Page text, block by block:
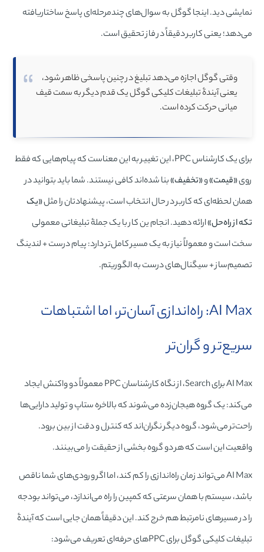
نمایشی دید. اینجا گوگل به سوال‌های چندمرحله‌ای پاسخ ساختاریافته
می‌دهد؛ یعنی کاربر دقیقاً در فاز تحقیق است.
وقتی گوگل اجازه می‌دهد تبلیغ در چنین پاسخی ظاهر شود،
یعنی آیندۀ تبلیغات کلیکی گوگل یک قدم دیگر به سمت قیف
میانی حرکت کرده است.
برای یک کارشناس PPC، این تغییر به این معناست که پیام‌هایی که فقط
روی«قیمت»و«تخفیف»بنا شده‌اند کافی نیستند. شما باید بتوانید در
همان لحظه‌ای که کاربر در حال انتخاب است، پیشنهادتان را مثل«یک
تکه از راه‌حل»ارائه دهید. انجام ین کار با یک جملۀ تبلیغاتی معمولی
سخت است و معمولاً نیاز به یک مسیر کامل‌تر دارد: پیام درست + لندینگ
تصمیم‌ساز + سیگنال‌های درست به الگوریتم.
AI Max: راه‌اندازی آسان‌تر، اما اشتباهات
سریع‌تر و گران‌تر
AI Max برای Search، از نگاه کارشناسان PPC معمولاً دو واکنش ایجاد
می‌کند: یک گروه هیجان‌زده می‌شوند که بالاخره ستاپ و تولید دارایی‌ها
راحت‌تر می‌شود، گروه دیگر نگران‌اند که کنترل و دقت از بین برود.
واقعیت این است که هر دو گروه بخشی از حقیقت را می‌بینند.
AI Max می‌تواند زمان راه‌اندازی را کم کند، اما اگر ورودی‌های شما ناقص
باشد، سیستم با همان سرعتی که کمپین را راه می‌اندازد، می‌تواند بودجه
را در مسیرهای نامرتبط هم خرج کند. این دقیقاً همان جایی است که آیندۀ
تبلیغات کلیکی گوگل برای PPCهای حرفه‌ای تعریف می‌شود: